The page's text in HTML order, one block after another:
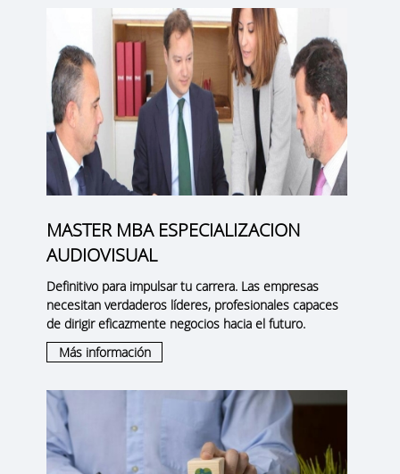
MASTER MBA ESPECIALIZACION
AUDIOVISUAL
Definitivo para impulsar tu carrera. Las empresas
necesitan verdaderos líderes, profesionales capaces
de dirigir eficazmente negocios hacia el futuro.
Más información